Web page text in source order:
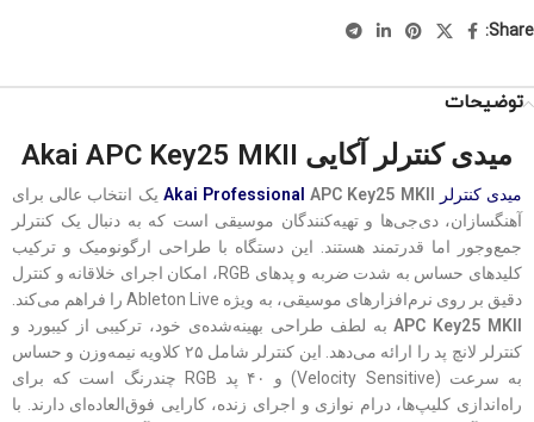
Share:
توضیحات
میدی کنترلر آکایی Akai APC Key25 MKII
میدی کنترلر Akai Professional APC Key25 MKII
یک انتخاب عالی برای
آهنگسازان، دی‌جی‌ها و تهیه‌کنندگان موسیقی است که به دنبال یک کنترلر
جمع‌وجور اما قدرتمند هستند. این دستگاه با طراحی ارگونومیک و ترکیب
کلیدهای حساس به شدت ضربه و پدهای RGB، امکان اجرای خلاقانه و کنترل
دقیق بر روی نرم‌افزارهای موسیقی، به ویژه Ableton Live را فراهم می‌کند.
APC Key25 MKIIبه لطف طراحی بهینه‌شده‌ی خود، ترکیبی از کیبورد و
کنترلر لانچ پد را ارائه می‌دهد. این کنترلر شامل ۲۵ کلاویه نیمه‌وزن و حساس
به سرعت (Velocity Sensitive) و ۴۰ پد RGB چندرنگ است که برای
راه‌اندازی کلیپ‌ها، درام نوازی و اجرای زنده، کارایی فوق‌العاده‌ای دارند. با